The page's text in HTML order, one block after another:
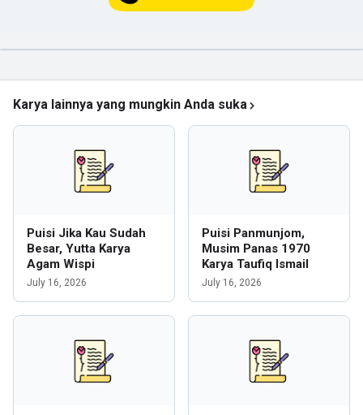
Karya lainnya yang mungkin Anda suka
Puisi Jika Kau Sudah
Besar, Yutta Karya
Agam Wispi
July 16, 2026
Puisi Panmunjom,
Musim Panas 1970
Karya Taufiq Ismail
July 16, 2026